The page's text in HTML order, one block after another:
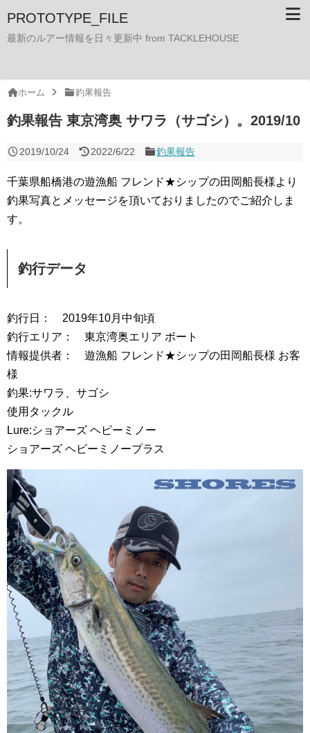
PROTOTYPE_FILE
最新のルアー情報を日々更新中 from TACKLEHOUSE
ホーム 釣果報告
釣果報告 東京湾奥 サワラ（サゴシ）。2019/10
2019/10/24 2022/6/22 釣果報告
千葉県船橋港の遊漁船 フレンド★シップの田岡船長様より
釣果写真とメッセージを頂いておりましたのでご紹介しま
す。
釣行データ
釣行日： 2019年10月中旬頃
釣行エリア： 東京湾奥エリア ボート
情報提供者： 遊漁船 フレンド★シップの田岡船長様 お客
様
釣果:サワラ、サゴシ
使用タックル
Lure:ショアーズ ヘビーミノー
ショアーズ ヘビーミノープラス